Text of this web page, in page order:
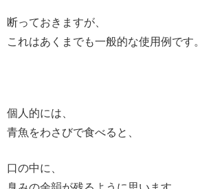
断っておきますが、
これはあくまでも一般的な使用例です。
個人的には、
青魚をわさびで食べると、
口の中に、